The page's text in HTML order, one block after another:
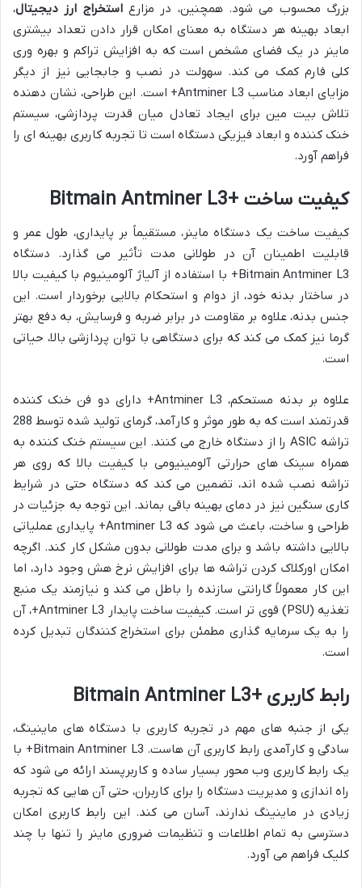
بزرگ محسوب می شود. همچنین، در مزارعاستخراج ارز دیجیتال،
ابعاد بهینه هر دستگاه به معنای امکان قرار دادن تعداد بیشتری
ماینر در یک فضای مشخص است که به افزایش تراکم و بهره وری
کلی فارم کمک می کند. سهولت در نصب و جابجایی نیز از دیگر
مزایای ابعاد مناسب Antminer L3+ است. این طراحی، نشان دهنده
تلاش بیت مین برای ایجاد تعادل میان قدرت پردازشی، سیستم
خنک کننده و ابعاد فیزیکی دستگاه است تا تجربه کاربری بهینه ای را
فراهم آورد.
کیفیت ساخت +Bitmain Antminer L3
کیفیت ساخت یک دستگاه ماینر، مستقیماً بر پایداری، طول عمر و
قابلیت اطمینان آن در طولانی مدت تأثیر می گذارد. دستگاه
Bitmain Antminer L3+ با استفاده از آلیاژ آلومینیوم با کیفیت بالا
در ساختار بدنه خود، از دوام و استحکام بالایی برخوردار است. این
جنس بدنه، علاوه بر مقاومت در برابر ضربه و فرسایش، به دفع بهتر
گرما نیز کمک می کند که برای دستگاهی با توان پردازشی بالا، حیاتی
است.
علاوه بر بدنه مستحکم، Antminer L3+ دارای دو فن خنک کننده
قدرتمند است که به طور موثر و کارآمد، گرمای تولید شده توسط 288
تراشه ASIC را از دستگاه خارج می کنند. این سیستم خنک کننده به
همراه سینک های حرارتی آلومینیومی با کیفیت بالا که روی هر
تراشه نصب شده اند، تضمین می کند که دستگاه حتی در شرایط
کاری سنگین نیز در دمای بهینه باقی بماند. این توجه به جزئیات در
طراحی و ساخت، باعث می شود که Antminer L3+ پایداری عملیاتی
بالایی داشته باشد و برای مدت طولانی بدون مشکل کار کند. اگرچه
امکان اورکلاک کردن تراشه ها برای افزایش نرخ هش وجود دارد، اما
این کار معمولاً گارانتی سازنده را باطل می کند و نیازمند یک منبع
تغذیه (PSU) قوی تر است. کیفیت ساخت پایدار Antminer L3+، آن
را به یک سرمایه گذاری مطمئن برای استخراج کنندگان تبدیل کرده
است.
رابط کاربری +Bitmain Antminer L3
یکی از جنبه های مهم در تجربه کاربری با دستگاه های ماینینگ،
سادگی و کارآمدی رابط کاربری آن هاست. Bitmain Antminer L3+ با
یک رابط کاربری وب محور بسیار ساده و کاربرپسند ارائه می شود که
راه اندازی و مدیریت دستگاه را برای کاربران، حتی آن هایی که تجربه
زیادی در ماینینگ ندارند، آسان می کند. این رابط کاربری امکان
دسترسی به تمام اطلاعات و تنظیمات ضروری ماینر را تنها با چند
کلیک فراهم می آورد.